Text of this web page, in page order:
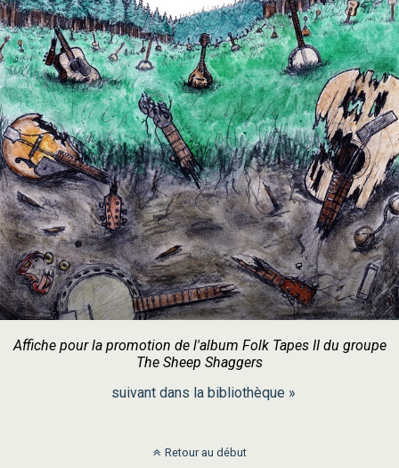
Affiche pour la promotion de l'album Folk Tapes II du groupe
The Sheep Shaggers
suivant dans la bibliothèque »
Retour au début